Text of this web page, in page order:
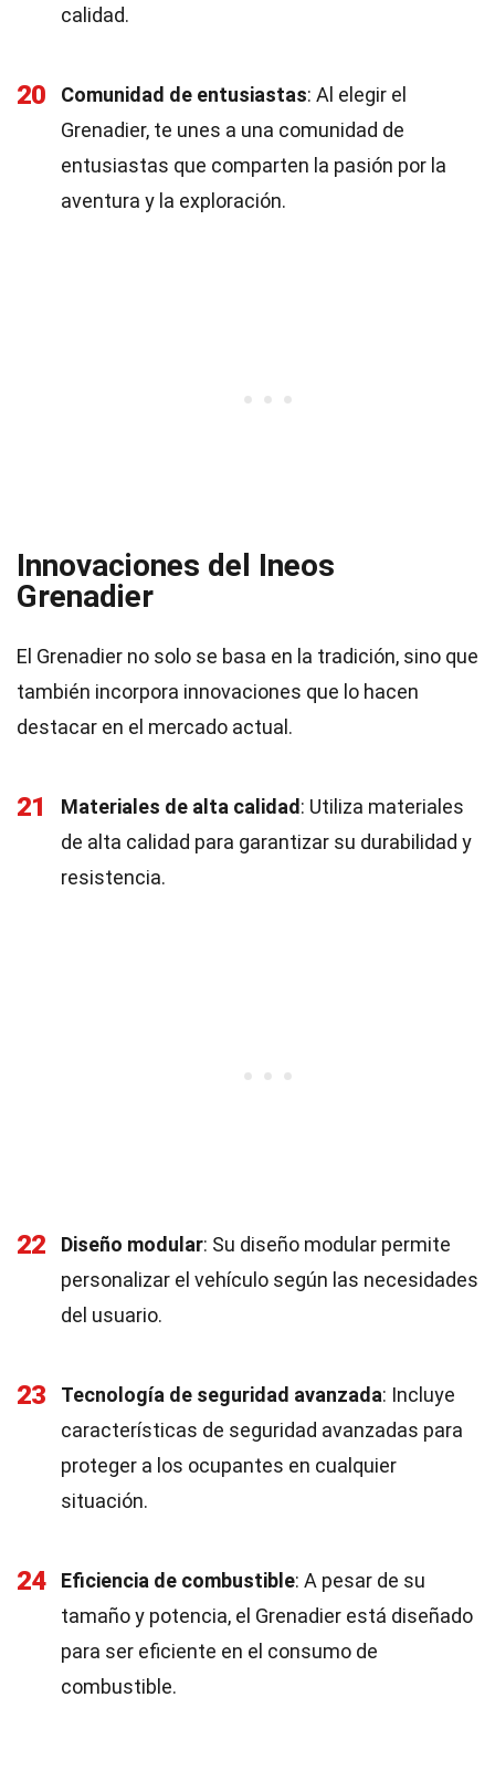
calidad.
20 Comunidad de entusiastas: Al elegir el
Grenadier, te unes a una comunidad de
entusiastas que comparten la pasión por la
aventura y la exploración.
Innovaciones del Ineos
Grenadier
El Grenadier no solo se basa en la tradición, sino que
también incorpora innovaciones que lo hacen
destacar en el mercado actual.
21 Materiales de alta calidad : Utiliza materiales
de alta calidad para garantizar su durabilidad y
resistencia.
22 Diseño modular: Su diseño modular permite
personalizar el vehículo según las necesidades
del usuario.
23 Tecnología de seguridad avanzada: Incluye
características de seguridad avanzadas para
proteger a los ocupantes en cualquier
situación.
24 Eficiencia de combustible: A pesar de su
tamaño y potencia, el Grenadier está diseñado
para ser eficiente en el consumo de
combustible.